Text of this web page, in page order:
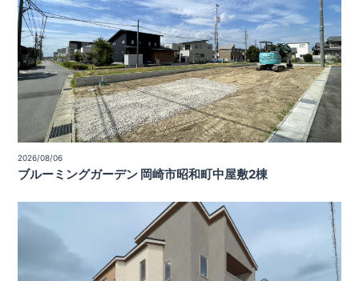
2026/08/06
ブルーミングガーデン 岡崎市昭和町中屋敷2棟